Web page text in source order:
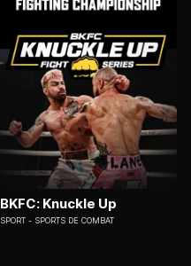
BKFC: Knuckle Up
SPORT SPORTS DE COMBAT